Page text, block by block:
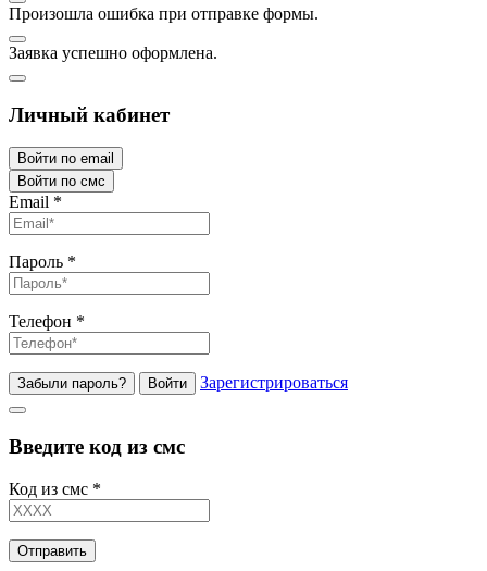
Произошла ошибка при отправке формы.
Заявка успешно оформлена.
Личный кабинет
Войти по email
Войти по смс
Email *
Пароль *
Телефон *
Забыли пароль? Войти Зарегистрироваться
Введите код из смс
Код из смс *
Отправить